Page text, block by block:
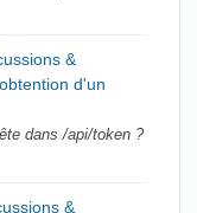
&
d'un
dans /api/token ?
&